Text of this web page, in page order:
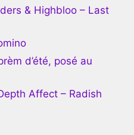
& Highbloo – Last
d’été, posé au
Affect – Radish